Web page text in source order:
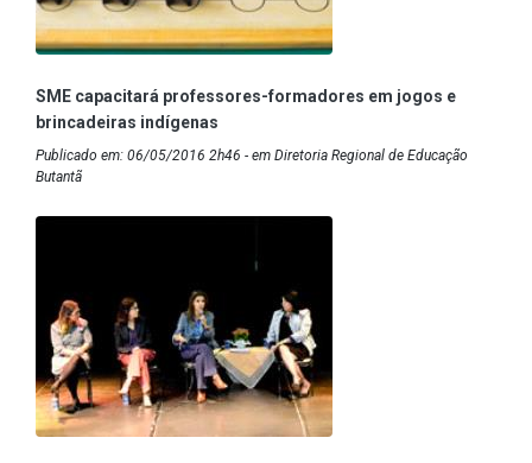
SME capacitará professores-formadores em jogos e
brincadeiras indígenas
Publicado em: 06/05/2016 2h46 - em Diretoria Regional de Educação
Butantã